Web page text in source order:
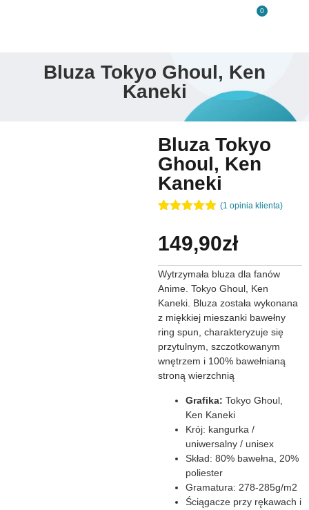
0
Bluza Tokyo Ghoul, Ken
Kaneki
Bluza Tokyo
Ghoul, Ken
Kaneki
na
podstawie
oceny
klienta
(1 opinia klienta)
149,90zł
Wytrzymała bluza dla fanów
Anime. Tokyo Ghoul, Ken
Kaneki. Bluza została wykonana
z miękkiej mieszanki bawełny
ring spun, charakteryzuje się
przytulnym, szczotkowanym
wnętrzem i 100% bawełnianą
stroną wierzchnią
Grafika: Tokyo Ghoul,
Ken Kaneki
Krój: kangurka /
uniwersalny / unisex
Skład: 80% bawełna, 20%
poliester
Gramatura: 278-285g/m2
Ściągacze przy rękawach i